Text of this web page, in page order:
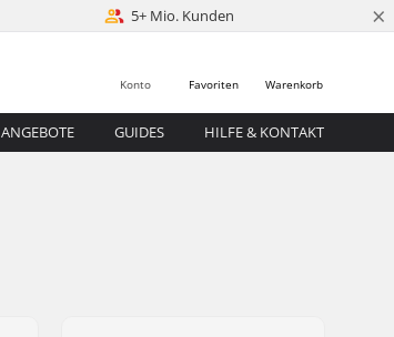
5+ Mio. Kunden ×
Warenkorb
Favoriten
Konto
ANGEBOTE GUIDES HILFE & KONTAKT